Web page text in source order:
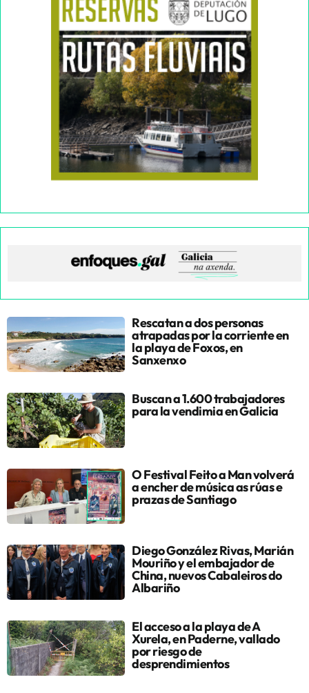
Rescatan a dos personas
atrapadas por la corriente en
la playa de Foxos, en
Sanxenxo
Buscan a 1.600 trabajadores
para la vendimia en Galicia
O Festival Feito a Man volverá
a encher de música as rúas e
prazas de Santiago
Diego González Rivas, Marián
Mouriño y el embajador de
China, nuevos Cabaleiros do
Albariño
El acceso a la playa de A
Xurela, en Paderne, vallado
por riesgo de
desprendimientos